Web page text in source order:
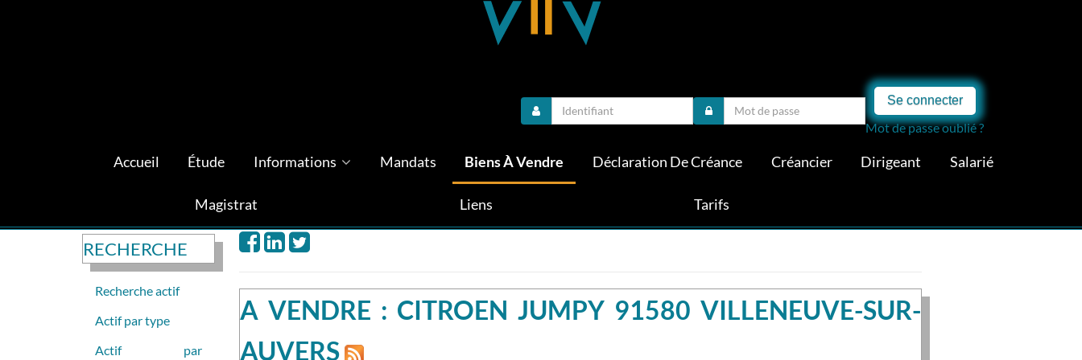
Se connecter
Mot de passe oublié ?
Accueil Étude Informations Mandats Biens À Vendre Déclaration De Créance Créancier Dirigeant Salarié
Magistrat Liens Tarifs
RECHERCHE
Recherche actif
Actif par type
Actif par
A VENDRE : CITROEN JUMPY 91580 VILLENEUVE-SUR-
AUVERS